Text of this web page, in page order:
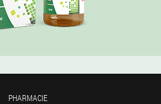
PHARMACIE